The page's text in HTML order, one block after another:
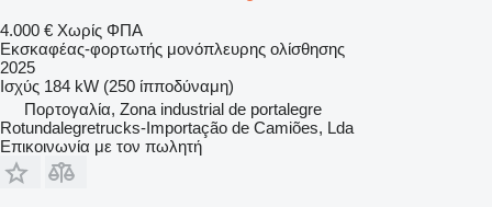
4.000 € Χωρίς ΦΠΑ
Εκσκαφέας-φορτωτής μονόπλευρης ολίσθησης
2025
Ισχύς 184 kW (250 ίπποδύναμη)
Πορτογαλία, Zona industrial de portalegre
Rotundalegretrucks-Importação de Camiões, Lda
Επικοινωνία με τον πωλητή